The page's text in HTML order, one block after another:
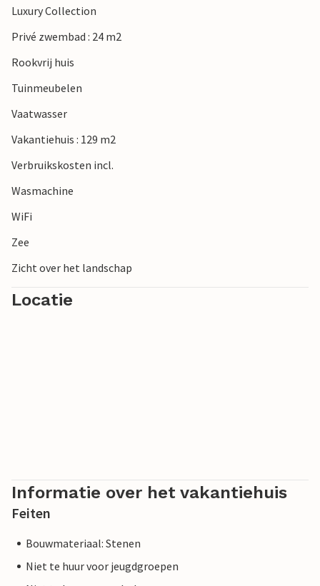
Luxury Collection
Privé zwembad : 24 m2
Rookvrij huis
Tuinmeubelen
Vaatwasser
Vakantiehuis : 129 m2
Verbruikskosten incl.
Wasmachine
WiFi
Zee
Zicht over het landschap
Locatie
Informatie over het vakantiehuis
Feiten
Bouwmateriaal: Stenen
Niet te huur voor jeugdgroepen